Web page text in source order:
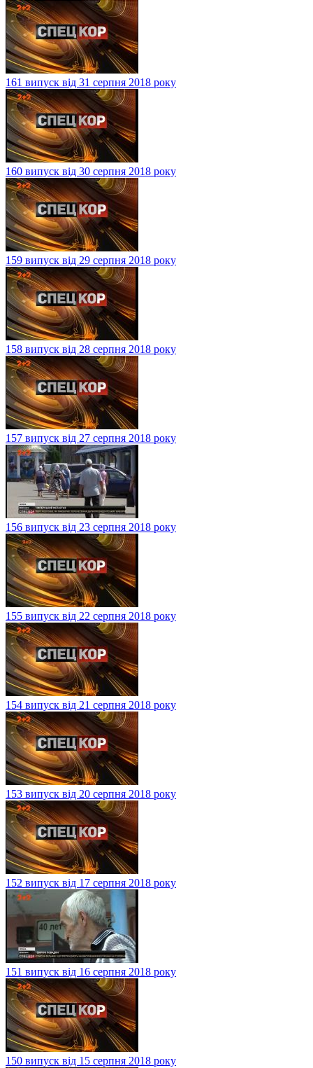
161 випуск від 31 серпня 2018 року
160 випуск від 30 серпня 2018 року
159 випуск від 29 серпня 2018 року
158 випуск від 28 серпня 2018 року
157 випуск від 27 серпня 2018 року
156 випуск від 23 серпня 2018 року
155 випуск від 22 серпня 2018 року
154 випуск від 21 серпня 2018 року
153 випуск від 20 серпня 2018 року
152 випуск від 17 серпня 2018 року
151 випуск від 16 серпня 2018 року
150 випуск від 15 серпня 2018 року